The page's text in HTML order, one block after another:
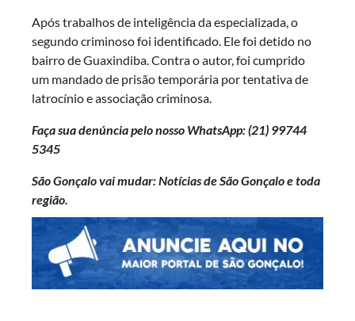
Após trabalhos de inteligência da especializada, o
segundo criminoso foi identificado. Ele foi detido no
bairro de Guaxindiba. Contra o autor, foi cumprido
um mandado de prisão temporária por tentativa de
latrocínio e associação criminosa.
Faça sua denúncia pelo nosso WhatsApp: (21) 99744
5345
São Gonçalo vai mudar: Notícias de São Gonçalo e toda
região.